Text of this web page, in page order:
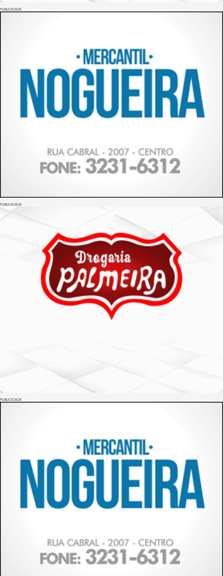
PUBLICIDADE
PUBLICIDADE
PUBLICIDADE